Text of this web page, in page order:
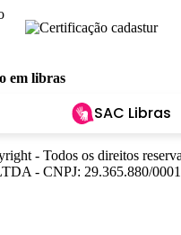
em libras
SAC Libras
- Todos os direitos
- CNPJ: 29.365.880/